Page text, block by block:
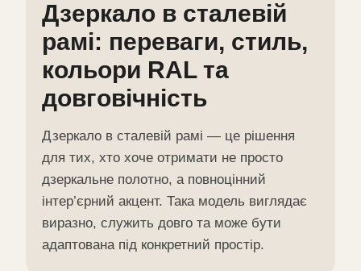
Дзеркало в сталевій
рамі: переваги, стиль,
кольори RAL та
довговічність
Дзеркало в сталевій рамі — це рішення
для тих, хто хоче отримати не просто
дзеркальне полотно, а повноцінний
інтер’єрний акцент. Така модель виглядає
виразно, служить довго та може бути
адаптована під конкретний простір.